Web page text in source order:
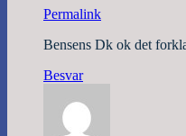
Permalink
Bensens Dk ok det
Besvar